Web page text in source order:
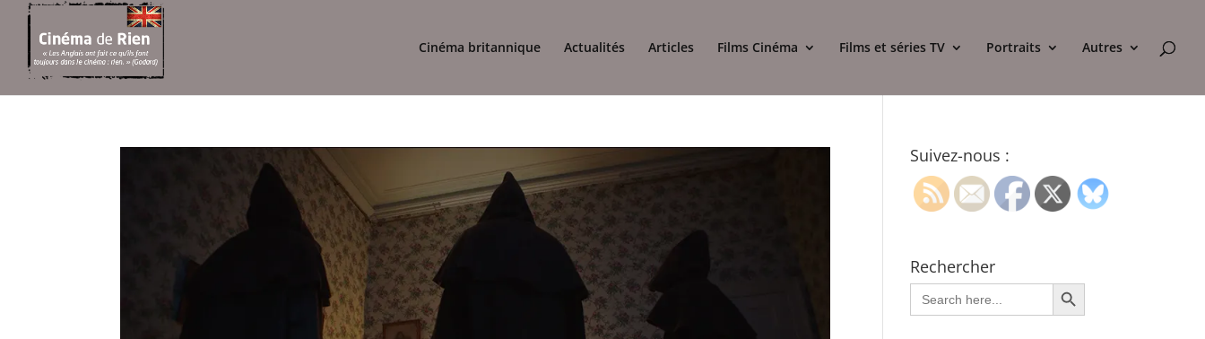
Cinéma britannique Actualités Articles Films Cinéma Films et séries TV Portraits Autres
Suivez-nous :
Rechercher
Search
for:
Search Button